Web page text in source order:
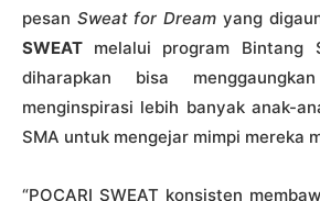
pesan Sweat for Dream yang
SWEAT melalui program Bintang
diharapkan bisa
menginspirasi lebih banyak anak-
SMA untuk mengejar mimpi mereka
“POCARI SWEAT konsisten